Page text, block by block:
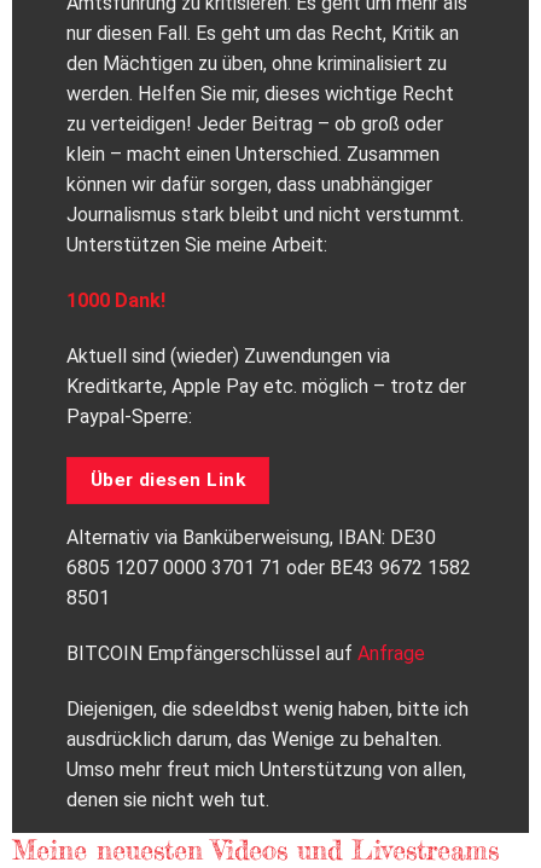
nur diesen Fall. Es geht um das Recht, Kritik an
den Mächtigen zu üben, ohne kriminalisiert zu
werden. Helfen Sie mir, dieses wichtige Recht
zu verteidigen! Jeder Beitrag – ob groß oder
klein – macht einen Unterschied. Zusammen
können wir dafür sorgen, dass unabhängiger
Journalismus stark bleibt und nicht verstummt.
Unterstützen Sie meine Arbeit:
1000 Dank!
Aktuell sind (wieder) Zuwendungen via
Kreditkarte, Apple Pay etc. möglich – trotz der
Paypal-Sperre:
Über diesen Link
Alternativ via Banküberweisung, IBAN: DE30
6805 1207 0000 3701 71 oder BE43 9672 1582
8501
BITCOIN Empfängerschlüssel auf Anfrage
Diejenigen, die sdeeldbst wenig haben, bitte ich
ausdrücklich darum, das Wenige zu behalten.
Umso mehr freut mich Unterstützung von allen,
denen sie nicht weh tut.
Meine neuesten Videos und Livestreams